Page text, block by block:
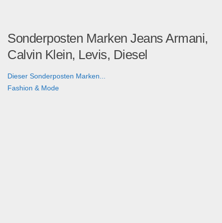
Sonderposten Marken Jeans Armani,
Calvin Klein, Levis, Diesel
Dieser Sonderposten Marken...
Fashion & Mode